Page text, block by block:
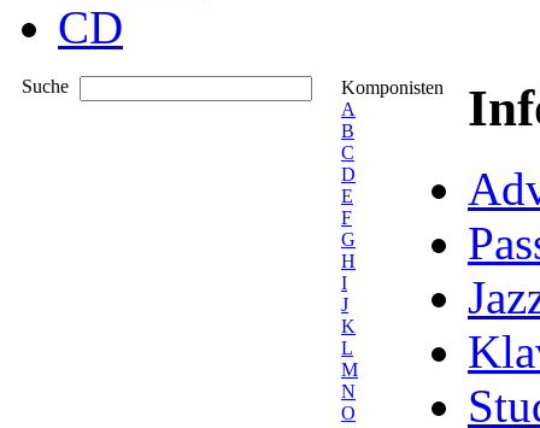
CD
Suche
Komponisten
A
B
C
D
E
F
G
H
I
J
K
L
M
N
O